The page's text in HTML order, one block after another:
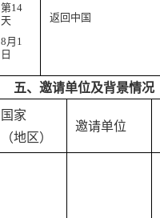
第14
天
8 月 1
日
返回中国
五、邀请单位及背景情况
国家
（地区）
邀请单位